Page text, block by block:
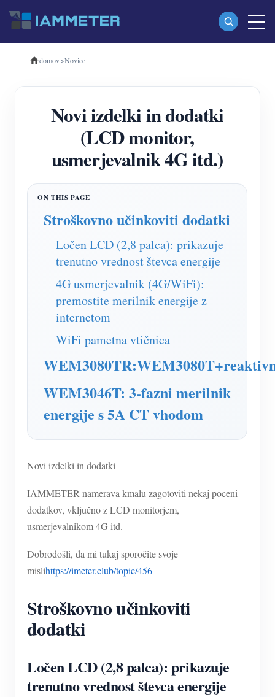
Izdelki
Trifazni merilnik energije Wi-Fi (WEM3080T)
Trifazni merilnik energije Wi-Fi (WEM3046T)
Trifazni merilnik energije Wi-Fi (WEM3050T)
WiFi krmilnik napajanja
EV Polnilec
Simulator IAMMETER
Virtualni števec
Monitor porabe električne energije
Nadzorni sistem PV grelnika
Tovarniški energetski nadzor
Viri
pogosta vprašanja
Novice
O nas
domov>Novice
Novi izdelki in dodatki
(LCD monitor,
usmerjevalnik 4G itd.)
Stroškovno učinkoviti dodatki
Ločen LCD (2,8 palca): prikazuje
trenutno vrednost števca energije
4G usmerjevalnik (4G/WiFi):
premostite merilnik energije z
internetom
WiFi pametna vtičnica
WEM3046T: 3-fazni merilnik
energije s 5A CT vhodom
Novi izdelki in dodatki
IAMMETER namerava kmalu zagotoviti nekaj poceni
dodatkov, vključno z LCD monitorjem,
usmerjevalnikom 4G itd.
Dobrodošli, da mi tukaj sporočite svoje
mislihttps://imeter.club/topic/456
Stroškovno učinkoviti
dodatki
Ločen LCD (2,8 palca): prikazuje
trenutno vrednost števca energije